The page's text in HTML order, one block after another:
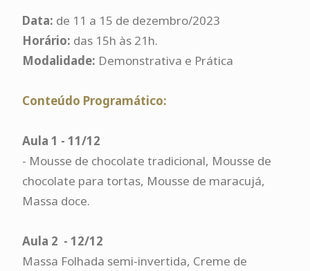
Data: de 11 a 15 de dezembro/2023
Horário: das 15h às 21h.
Modalidade: Demonstrativa e Prática
Conteúdo Programático:
Aula 1 - 11/12
- Mousse de chocolate tradicional, Mousse de
chocolate para tortas, Mousse de maracujá,
Massa doce.
Aula 2 - 12/12
Massa Folhada semi-invertida, Creme de